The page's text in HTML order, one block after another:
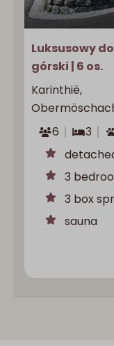
Luksusowy
górski | 6 os.
Karinthië,
6
3
3
3 box
sauna